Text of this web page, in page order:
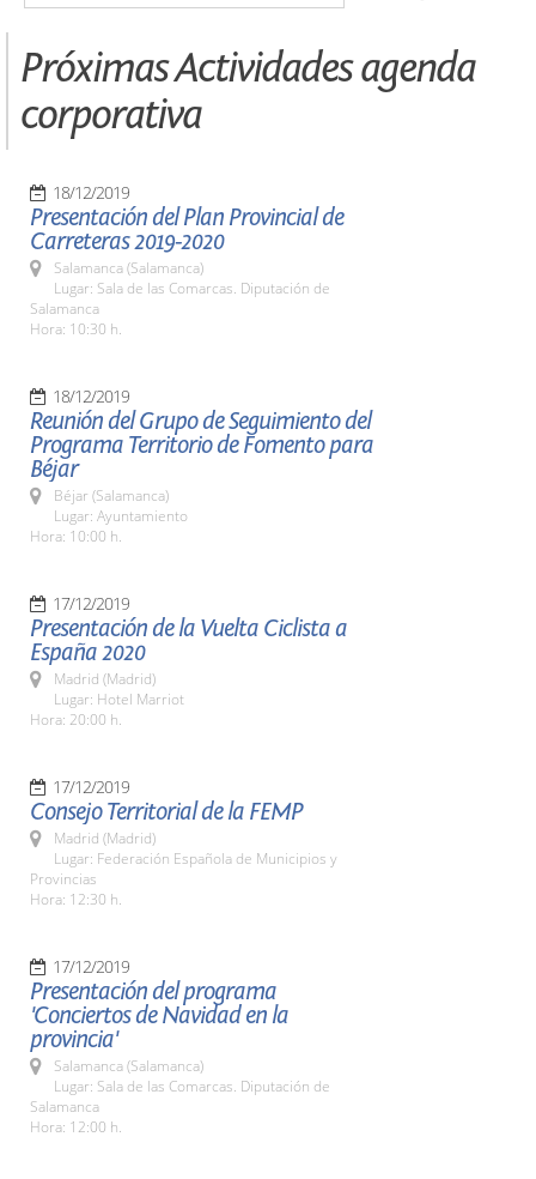
Próximas Actividades agenda
corporativa
18/12/2019
Presentación del Plan Provincial de
Carreteras 2019-2020
Salamanca (Salamanca)
Lugar: Sala de las Comarcas. Diputación de
Salamanca
Hora: 10:30 h.
18/12/2019
Reunión del Grupo de Seguimiento del
Programa Territorio de Fomento para
Béjar
Béjar (Salamanca)
Lugar: Ayuntamiento
Hora: 10:00 h.
17/12/2019
Presentación de la Vuelta Ciclista a
España 2020
Madrid (Madrid)
Lugar: Hotel Marriot
Hora: 20:00 h.
17/12/2019
Consejo Territorial de la FEMP
Madrid (Madrid)
Lugar: Federación Española de Municipios y
Provincias
Hora: 12:30 h.
17/12/2019
Presentación del programa
'Conciertos de Navidad en la
provincia'
Salamanca (Salamanca)
Lugar: Sala de las Comarcas. Diputación de
Salamanca
Hora: 12:00 h.